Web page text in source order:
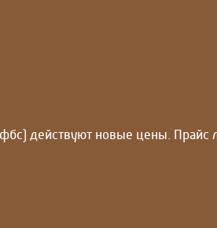
действуют новые цены. Прайс